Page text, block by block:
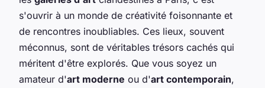
s'ouvrir à un monde de créativité foisonnante et
de rencontres inoubliables. Ces lieux, souvent
méconnus, sont de véritables trésors cachés qui
méritent d'être explorés. Que vous soyez un
amateur d'art moderne ou d'art contemporain,